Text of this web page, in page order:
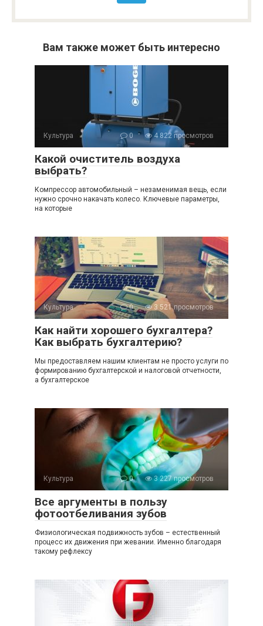
Вам также может быть интересно
Культура 0 4 822 просмотров
Какой очиститель воздуха
выбрать?
Компрессор автомобильный – незаменимая вещь, если
нужно срочно накачать колесо. Ключевые параметры,
на которые
Культура 0 3 521 просмотров
Как найти хорошего бухгалтера?
Как выбрать бухгалтерию?
Мы предоставляем нашим клиентам не просто услуги по
формированию бухгалтерской и налоговой отчетности,
а бухгалтерское
Культура 0 3 227 просмотров
Все аргументы в пользу
фотоотбеливания зубов
Физиологическая подвижность зубов – естественный
процесс их движения при жевании. Именно благодаря
такому рефлексу